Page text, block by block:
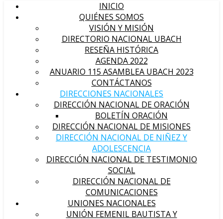
INICIO
QUIÉNES SOMOS
VISIÓN Y MISIÓN
DIRECTORIO NACIONAL UBACH
RESEÑA HISTÓRICA
AGENDA 2022
ANUARIO 115 ASAMBLEA UBACH 2023
CONTÁCTANOS
DIRECCIONES NACIONALES
DIRECCIÓN NACIONAL DE ORACIÓN
BOLETÍN ORACIÓN
DIRECCIÓN NACIONAL DE MISIONES
DIRECCIÓN NACIONAL DE NIÑEZ Y
ADOLESCENCIA
DIRECCIÓN NACIONAL DE TESTIMONIO
SOCIAL
DIRECCIÓN NACIONAL DE
COMUNICACIONES
UNIONES NACIONALES
UNIÓN FEMENIL BAUTISTA Y